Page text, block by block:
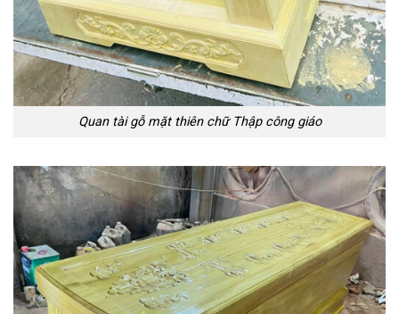
Quan tài gỗ mặt thiên chữ Thập công giáo